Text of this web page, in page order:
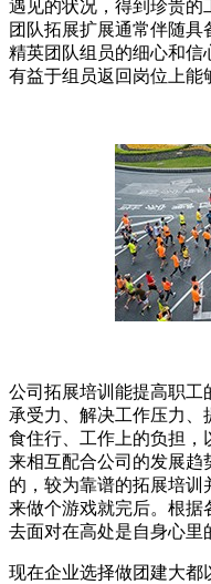
遇见的状况，得到珍贵的
团队拓展扩展通常伴随
精英团队组员的细心和信
有益于组员返回岗位上能
公司拓展培训能提高职工
承受力、解决工作压力、
食住行、工作上的负担，
来相互配合公司的发展趋
的，较为靠谱的拓展培训
来做个游戏就完后。根据
去面对在高处是自身心里
现在企业选择做团建大都